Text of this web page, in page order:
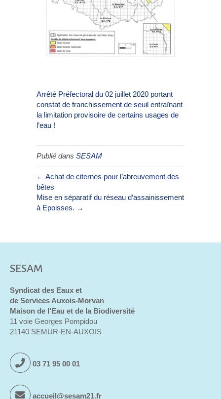
Arrêté Préfectoral du 02 juillet 2020 portant
constat de franchissement de seuil entraînant
la limitation provisoire de certains usages de
l’eau !
Publié dans SESAM
← Achat de citernes pour l’abreuvement des
bêtes
Mise en séparatif du réseau d’assainissement
à Epoisses. →
SESAM
Syndicat des Eaux et
de Services Auxois-Morvan
Maison de l’Eau et de la Biodiversité
11 voie Georges Pompidou
21140 SEMUR-EN-AUXOIS
03 71 95 00 01
accueil@sesam21.fr